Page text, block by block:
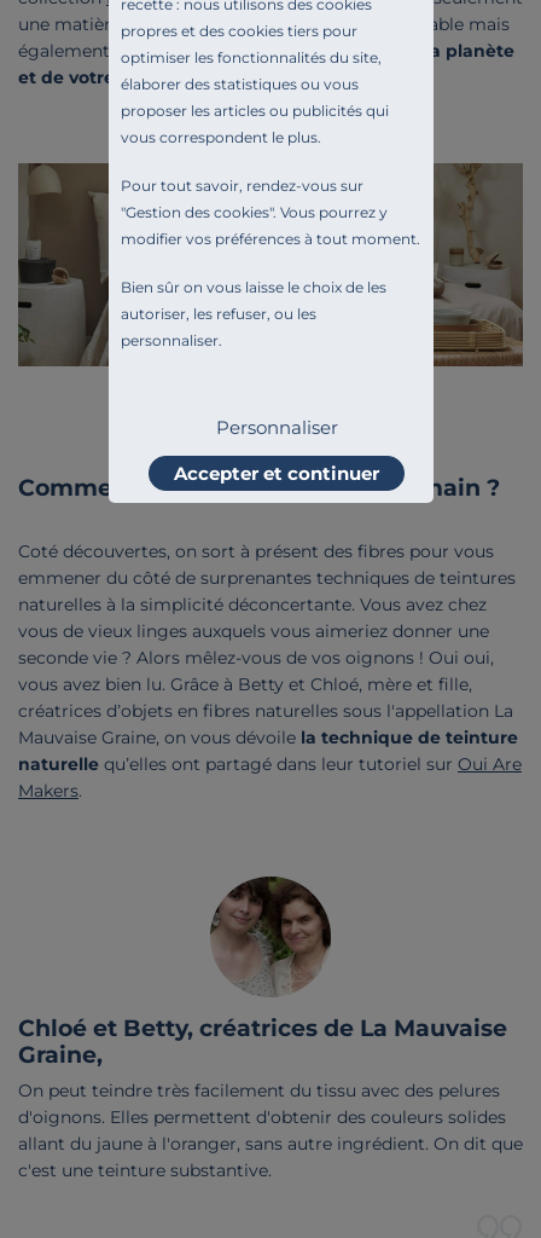
une matière première produite de façon responsable mais
également un ennoblissementrespectueux de la planète
et de votre bien-être.
Comment teindre votre linge à la main ?
Coté découvertes, on sort à présent des fibres pour vous
emmener du côté de surprenantes techniques de teintures
naturelles à la simplicité déconcertante. Vous avez chez
vous de vieux linges auxquels vous aimeriez donner une
seconde vie ? Alors mêlez-vous de vos oignons ! Oui oui,
vous avez bien lu. Grâce à Betty et Chloé, mère et fille,
créatrices d’objets en fibres naturelles sous l'appellation La
Mauvaise Graine, on vous dévoile la technique de teinture
naturelle qu’elles ont partagé dans leur tutoriel sur Oui Are
Makers.
Citation de
Chloé et Betty, créatrices de La Mauvaise
Graine,
On peut teindre très facilement du tissu avec des pelures
d'oignons. Elles permettent d'obtenir des couleurs solides
allant du jaune à l'oranger, sans autre ingrédient. On dit que
c'est une teinture substantive.
recette : nous utilisons des cookies
propres et des cookies tiers pour
optimiser les fonctionnalités du site,
élaborer des statistiques ou vous
proposer les articles ou publicités qui
vous correspondent le plus.
Pour tout savoir, rendez-vous sur
"Gestion des cookies". Vous pourrez y
modifier vos préférences à tout moment.
Bien sûr on vous laisse le choix de les
autoriser, les refuser, ou les
personnaliser.
Personnaliser
Accepter et continuer